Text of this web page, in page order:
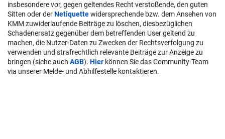
insbesondere vor, gegen geltendes Recht verstoßende, den guten
Sitten oder derNetiquettewidersprechende bzw. dem Ansehen von
KMM zuwiderlaufende Beiträge zu löschen, diesbezüglichen
Schadenersatz gegenüber dem betreffenden User geltend zu
machen, die Nutzer-Daten zu Zwecken der Rechtsverfolgung zu
verwenden und strafrechtlich relevante Beiträge zur Anzeige zu
bringen (siehe auch AGB). Hier können Sie das Community-Team
via unserer Melde- und Abhilfestelle kontaktieren.